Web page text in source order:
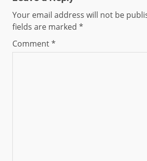
Your email address will not be
fields are marked *
Comment*